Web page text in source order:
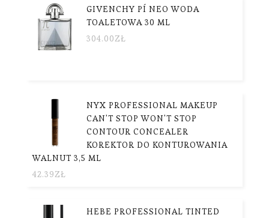
GIVENCHY PÍ NEO WODA
TOALETOWA 30 ML
304.00ZŁ
NYX PROFESSIONAL MAKEUP
CAN'T STOP WON'T STOP
CONTOUR CONCEALER
KOREKTOR DO KONTUROWANIA
WALNUT 3,5 ML
42.39ZŁ
HEBE PROFESSIONAL TINTED